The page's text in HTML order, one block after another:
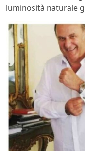
luminosità naturale